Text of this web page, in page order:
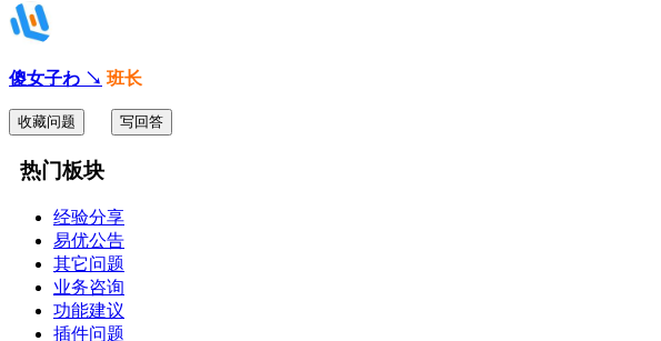
傻女子わ ↘ 班长
收藏问题 写回答
热门板块
经验分享
易优公告
其它问题
业务咨询
功能建议
插件问题